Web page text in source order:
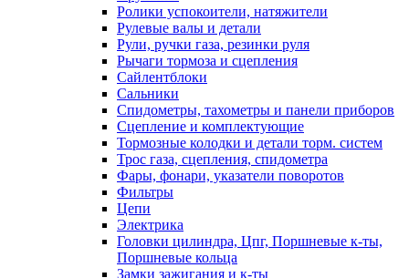
Ролики успокоители, натяжители
Рулевые валы и детали
Рули, ручки газа, резинки руля
Рычаги тормоза и сцепления
Сайлентблоки
Сальники
Спидометры, тахометры и панели приборов
Сцепление и комплектующие
Тормозные колодки и детали торм. систем
Трос газа, сцепления, спидометра
Фары, фонари, указатели поворотов
Фильтры
Цепи
Электрика
Головки цилиндра, Цпг, Поршневые к-ты,
Поршневые кольца
Замки зажигания и к-ты